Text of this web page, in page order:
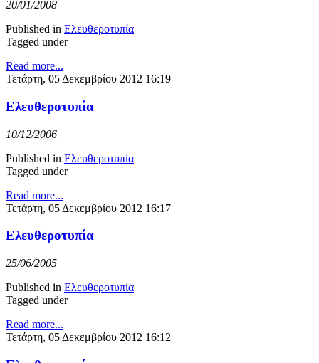
20/01/2008
Published in Ελευθεροτυπία
Tagged under
Read more...
Τετάρτη, 05 Δεκεμβρίου 2012 16:19
Ελευθεροτυπία
10/12/2006
Published in Ελευθεροτυπία
Tagged under
Read more...
Τετάρτη, 05 Δεκεμβρίου 2012 16:17
Ελευθεροτυπία
25/06/2005
Published in Ελευθεροτυπία
Tagged under
Read more...
Τετάρτη, 05 Δεκεμβρίου 2012 16:12